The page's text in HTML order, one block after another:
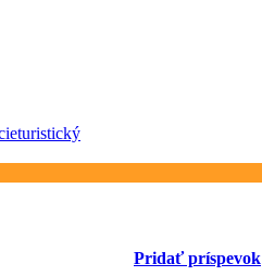
turistický
Pridať príspevok